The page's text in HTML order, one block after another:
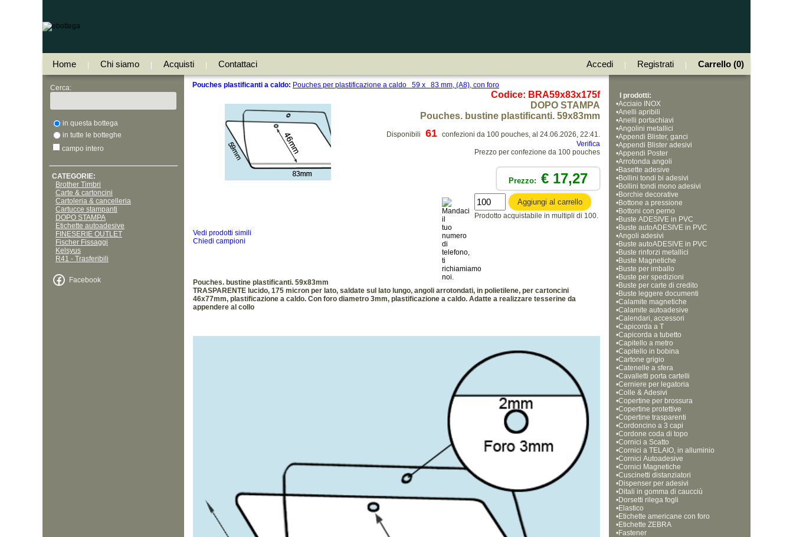
Home Chi siamo Acquisti Contattaci Accedi Registrati Carrello (0)
Cerca:
in questa bottega
in tutte le botteghe
campo intero
CATEGORIE:
Brother Timbri
Carte & cartoncini
Cartoleria & cancelleria
Cartucce stampanti
DOPO STAMPA
Etichette autoadesive
FINESERIE OUTLET
Fischer Fissaggi
Kelsyus
R41 - Trasferibili
Facebook
Pouches plastificanti a caldo: Pouches per plastificazione a caldo 59 x 83 mm, (A8), con foro
Codice: BRA59x83x175f
DOPO STAMPA
Pouches. bustine plastificanti. 59x83mm
Disponibili 61 confezioni da 100 pouches, al 24.06.2026, 22:41.
Verifica
Prezzo per confezione da 100 pouches
Prezzo: € 17,27
Prodotto acquistabile in multipli di 100.
Vedi prodotti simili
Chiedi campioni
Pouches. bustine plastificanti. 59x83mm
TRASPARENTE lucido, 175 micron per lato, saldate sul lato lungo, angoli arrotondati, in polietilene, per cartoncini
46x77mm, plastificazione a caldo. Con foro diametro 3mm, plastificazione a caldo. Adatte a realizzare tesserine da
appendere al collo
I prodotti:
•Acciaio INOX
•Anelli apribili
•Anelli portachiavi
•Angolini metallici
•Appendi Blister, ganci
•Appendi Blister adesivi
•Appendi Poster
•Arrotonda angoli
•Basette adesive
•Bollini tondi bi adesivi
•Bollini tondi mono adesivi
•Borchie decorative
•Bottone a pressione
•Bottoni con perno
•Buste ADESIVE in PVC
•Buste autoADESIVE in PVC
•Angoli adesivi
•Buste autoADESIVE in PVC
•Buste rinforzi metallici
•Buste Magnetiche
•Buste per imballo
•Buste per spedizioni
•Buste per carte di credito
•Buste leggere documenti
•Calamite magnetiche
•Calamite autoadesive
•Calendari, accessori
•Capicorda a T
•Capicorda a tubetto
•Capitello a metro
•Capitello in bobina
•Cartone grigio
•Catenelle a sfera
•Cavalletti porta cartelli
•Cerniere per legatoria
•Colle & Adesivi
•Copertine per brossura
•Copertine protettive
•Copertine trasparenti
•Cordoncino a 3 capi
•Cordone coda di topo
•Cornici a Scatto
•Cornici a TELAIO, in alluminio
•Cornici Autoadesive
•Cornici Magnetiche
•Cuscinetti distanziatori
•Dispenser per adesivi
•Ditali in gomma di caucciù
•Dorsetti rilega fogli
•Elastico
•Etichette americane con foro
•Etichette ZEBRA
•Fastener